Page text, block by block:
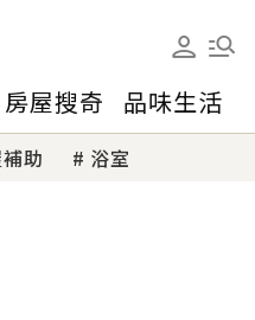
房屋搜奇 品味生活
助 浴室